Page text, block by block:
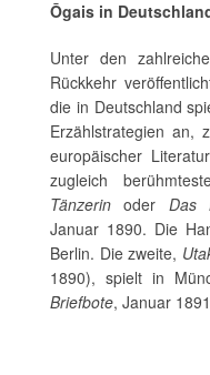
Ōgais in
Unter den
Rückkehr
die in Deutschland
Erzählstrategien an,
europäischer
zugleich
Tänzerin oder Das
Januar 1890. Die
Berlin. Die zweite,
1890), spielt in
Briefbote, Januar